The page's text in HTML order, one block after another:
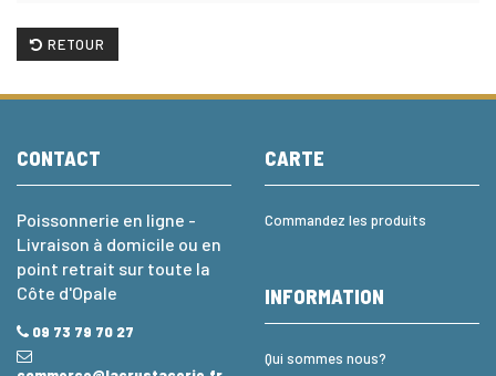
RETOUR
CONTACT
Poissonnerie en ligne -
Livraison à domicile ou en
point retrait sur toute la
Côte d'Opale
09 73 79 70 27
CARTE
Commandez les produits
INFORMATION
Qui sommes nous?